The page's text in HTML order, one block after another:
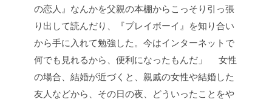
の恋人』なんかを父親の本棚からこっそり引っ張
り出して読んだり、『プレイボーイ』を知り合い
から手に入れて勉強した。今はインターネットで
何でも見れるから、便利になったもんだ」
女性
の場合、結婚が近づくと、親戚の女性や結婚した
友人などから、その日の夜、どういったことをや